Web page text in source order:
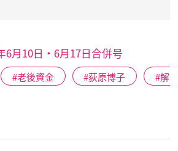
6月10日・6月17日合併号
老後資金 荻原博子 解